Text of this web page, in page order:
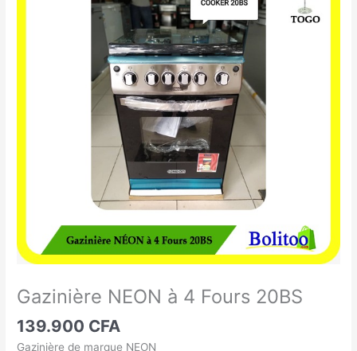
Gazinière NEON à 4 Fours 20BS
139.900 CFA
Gazinière de marque NEON